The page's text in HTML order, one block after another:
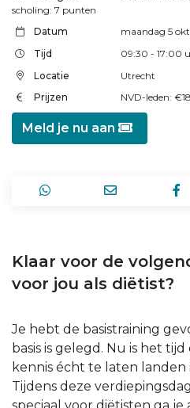
scholing: 7 punten
Datum
maandag 5
Tijd
09:30 - 17:00
Locatie
Utrecht
Prijzen
NVD-leden:
Meld je nu aan
Klaar voor de
voor jou als diëtist?
Je hebt de basistraining
basis is gelegd. Nu is het tijd
kennis écht te laten landen
Tijdens deze verdiepingsdag